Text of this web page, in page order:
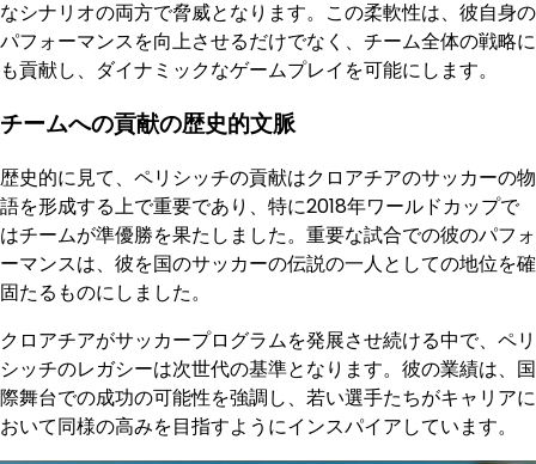
なシナリオの両方で脅威となります。この柔軟性は、彼自身の
パフォーマンスを向上させるだけでなく、チーム全体の戦略に
も貢献し、ダイナミックなゲームプレイを可能にします。
チームへの貢献の歴史的文脈
歴史的に見て、ペリシッチの貢献はクロアチアのサッカーの物
語を形成する上で重要であり、特に2018年ワールドカップで
はチームが準優勝を果たしました。重要な試合での彼のパフォ
ーマンスは、彼を国のサッカーの伝説の一人としての地位を確
固たるものにしました。
クロアチアがサッカープログラムを発展させ続ける中で、ペリ
シッチのレガシーは次世代の基準となります。彼の業績は、国
際舞台での成功の可能性を強調し、若い選手たちがキャリアに
おいて同様の高みを目指すようにインスパイアしています。